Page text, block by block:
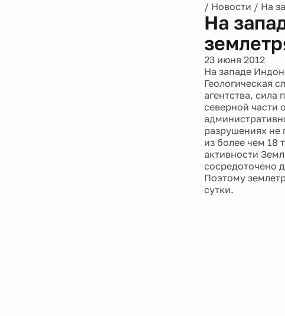
/ Новости / На
На
23 июня 2012
На западе
Геологическая
агентства,
северной части
разрушениях не
из более чем 18
активности
сосредоточено
Поэтому
сутки.